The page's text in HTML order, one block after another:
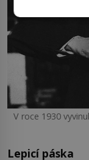
V roce 1930
Lepicí páska